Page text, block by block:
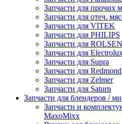
Запчасти для прочих
Запчасти для отеч.
Запчасти для VITEK
Запчасти для PHILIPS
Запчасти для ROLSEN
Запчасти для
Запчасти для Supra
Запчасти для Redmond
Запчасти для Zelmer
Запчасти для Saturn
Запчасти для блендеров /
Запчасти и
MaxoMixx